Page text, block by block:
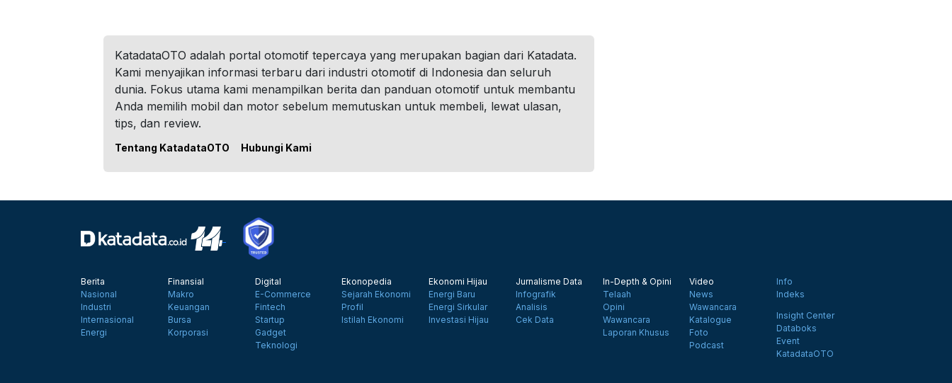
KatadataOTO adalah portal otomotif tepercaya yang merupakan bagian dari Katadata.
Kami menyajikan informasi terbaru dari industri otomotif di Indonesia dan seluruh
dunia. Fokus utama kami menampilkan berita dan panduan otomotif untuk membantu
Anda memilih mobil dan motor sebelum memutuskan untuk membeli, lewat ulasan,
tips, dan review.
Tentang KatadataOTO Hubungi Kami
Berita
Nasional
Industri
Internasional
Energi
Finansial
Makro
Keuangan
Bursa
Korporasi
Digital
E-Commerce
Fintech
Startup
Gadget
Teknologi
Ekonopedia
Sejarah Ekonomi
Profil
Istilah Ekonomi
Ekonomi Hijau
Energi Baru
Energi Sirkular
Investasi Hijau
Jurnalisme Data
Infografik
Analisis
Cek Data
In-Depth & Opini
Telaah
Opini
Wawancara
Laporan Khusus
Video
News
Wawancara
Katalogue
Foto
Podcast
Info
Indeks
Insight Center
Databoks
Event
KatadataOTO